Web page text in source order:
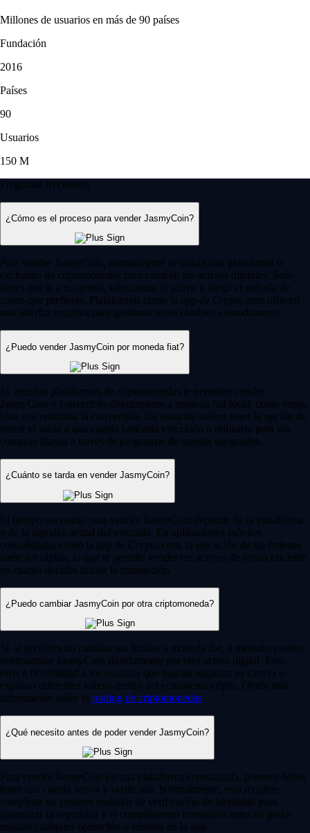
Millones de usuarios en más de 90 países
Fundación
2016
Países
90
Usuarios
150 M
Preguntas frecuentes
¿Cómo es el proceso para vender JasmyCoin?
Para vender JasmyCoin, normalmente se utiliza una plataforma o
exchange de criptomonedas para cambiar tus activos digitales. Solo
tienes que ir a tu cartera, seleccionar el activo y elegir el método de
cobro que prefieras. Plataformas como la app de Crypto.com ofrecen
una interfaz intuitiva para gestionar estos cambios cómodamente.
¿Puedo vender JasmyCoin por moneda fiat?
Sí, muchas plataformas de criptomonedas te permiten vender
JasmyCoin y convertirlo directamente a moneda fiat local, como euros.
Una vez realizada la conversión, los usuarios suelen tener la opción de
retirar el saldo a una cuenta bancaria vinculada o utilizarlo para sus
compras diarias a través de programas de tarjetas integrados.
¿Cuánto se tarda en vender JasmyCoin?
El tiempo necesario para vender JasmyCoin depende de la plataforma
y de la liquidez actual del mercado. En aplicaciones móviles
consolidadas como la app de Crypto.com, la ejecución de las órdenes
suele ser rápida, lo que te permite vender tus activos de forma eficiente
en cuanto decidas iniciar la transacción.
¿Puedo cambiar JasmyCoin por otra criptomoneda?
Sí, si prefieres no cambiar tus fondos a moneda fiat, a menudo puedes
intercambiar JasmyCoin directamente por otro activo digital. Esto
ofrece flexibilidad a los usuarios que buscan reajustar su cartera o
explorar diferentes tokens dentro del ecosistema cripto. Obtén más
información sobre el trading de criptomonedas
¿Qué necesito antes de poder vender JasmyCoin?
Para vender JasmyCoin en una plataforma centralizada, primero debes
tener una cuenta activa y verificada. Normalmente, esto requiere
completar un proceso estándar de verificación de identidad para
garantizar la seguridad y el cumplimiento normativo antes de poder
realizar cualquier operación o retirada en la app.